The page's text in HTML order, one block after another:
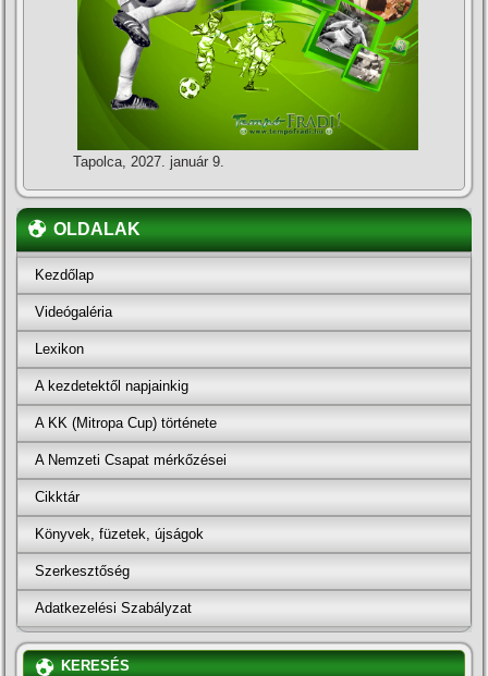
Tapolca, 2027. január 9.
OLDALAK
Kezdőlap
Videógaléria
Lexikon
A kezdetektől napjainkig
A KK (Mitropa Cup) története
A Nemzeti Csapat mérkőzései
Cikktár
Könyvek, füzetek, újságok
Szerkesztőség
Adatkezelési Szabályzat
KERESÉS